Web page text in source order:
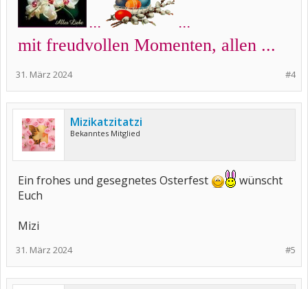
... ...
mit freudvollen Momenten, allen ...
#4
31. März 2024
Mizikatzitatzi
Bekanntes Mitglied
Ein frohes und gesegnetes Osterfest
wünscht
Euch
Mizi
#5
31. März 2024